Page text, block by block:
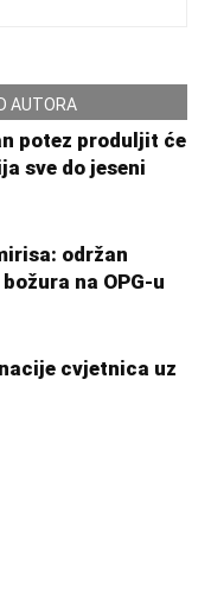
AUTORA
potez produljit će
sve do jeseni
održan
na OPG-u
cvjetnica uz